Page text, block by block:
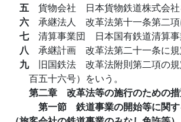
五 貨物会社 日本貨物鉄道株式会社
六 承継法人 改革法第十一条第二項
七 清算事業団 日本国有鉄道清算事
八 承継計画 改革法第二十一条に規
九 旧国鉄法 改革法附則第二項の
百五十六号）をいう。
第二章 改革法等の施行のための
第一節 鉄道事業の開始等に関